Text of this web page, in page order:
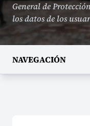
General de
los datos de los
NAVEGACIÓN